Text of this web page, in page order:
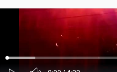
Çerezler, web-sitelerinin, kullanıcıların
amacıyla kullandığı küçük metin
işletilmesi için kesinlikle gerekli olan
Diğer çerez türleri için sizden izin
kullanmaktadır. Bazı çerezler,
tarafından yerleştirilir. İzniniz şu alanlar
Ses
Yüklendi:
Yükleniyor: